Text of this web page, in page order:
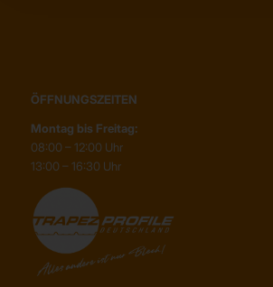
ÖFFNUNGSZEITEN
Montag bis Freitag:
08:00 – 12:00 Uhr
13:00 – 16:30 Uhr